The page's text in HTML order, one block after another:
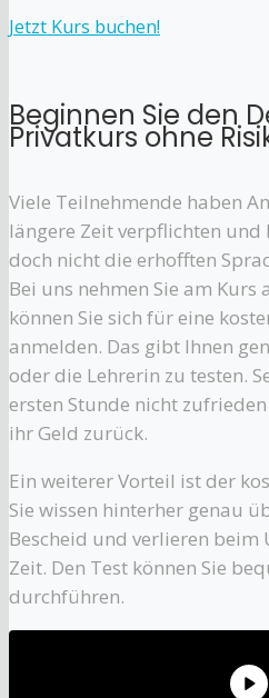
Jetzt Kurs buchen!
Beginnen Sie den
Privatkurs ohne
Viele Teilnehmende haben
längere Zeit verpflichten und
doch nicht die erhofften
Bei uns nehmen Sie am Kurs
können Sie sich für eine
anmelden. Das gibt Ihnen
oder die Lehrerin zu testen.
ersten Stunde nicht
ihr Geld zurück.
Ein weiterer Vorteil ist der
Sie wissen hinterher genau
Bescheid und verlieren
Zeit. Den Test können Sie
durchführen.